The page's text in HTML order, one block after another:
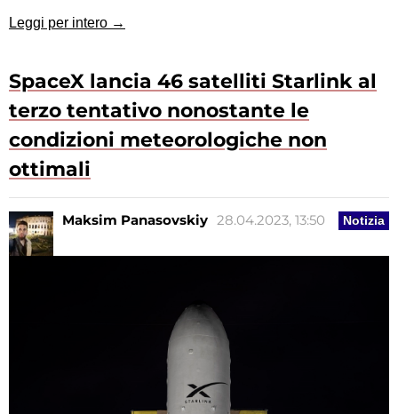
Leggi per intero →
SpaceX lancia 46 satelliti Starlink al
terzo tentativo nonostante le
condizioni meteorologiche non
ottimali
Notizia
Maksim Panasovskiy 28.04.2023, 13:50